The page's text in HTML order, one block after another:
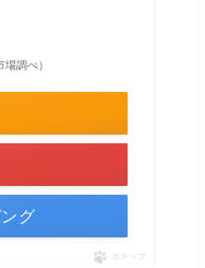
調べ）
グ
ポチップ